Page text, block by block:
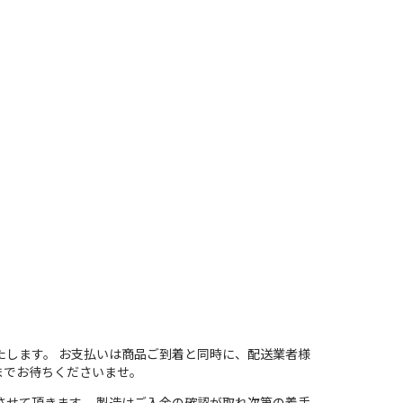
ます。 お支払いは商品ご到着と同時に、配送業者様
お待ちくださいませ。